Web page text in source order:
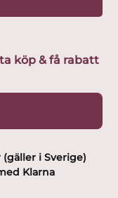
köp & få rabatt
i Sverige)
Klarna